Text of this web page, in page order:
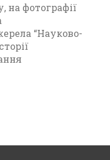
на фотографії
“Науково-